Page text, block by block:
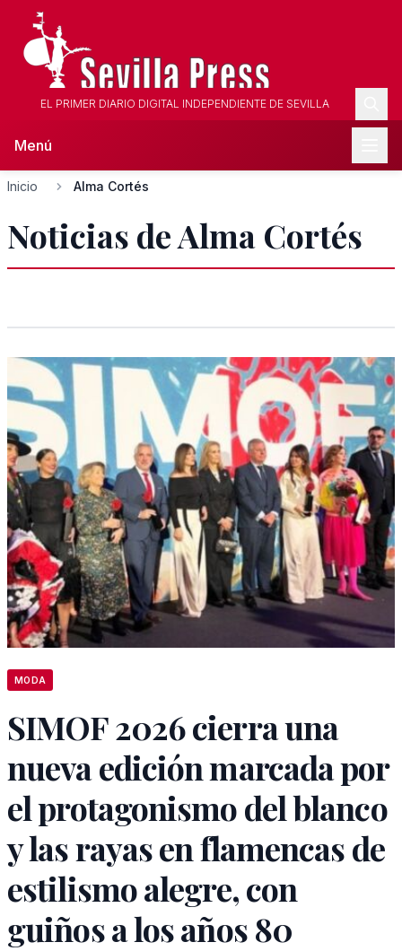
EL PRIMER DIARIO DIGITAL INDEPENDIENTE DE SEVILLA
Menú
Inicio Alma Cortés
Noticias de Alma Cortés
MODA
SIMOF 2026 cierra una
nueva edición marcada por
el protagonismo del blanco
y las rayas en flamencas de
estilismo alegre, con
guiños a los años 80